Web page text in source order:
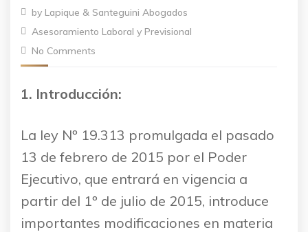
by Lapique & Santeguini Abogados
Asesoramiento Laboral y Previsional
No Comments
1. Introducción:
La ley Nº 19.313 promulgada el pasado
13 de febrero de 2015 por el Poder
Ejecutivo, que entrará en vigencia a
partir del 1º de julio de 2015, introduce
importantes modificaciones en materia